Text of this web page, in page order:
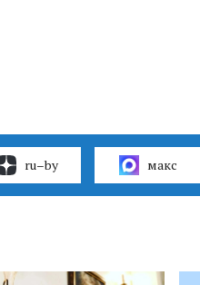
ru–by макс